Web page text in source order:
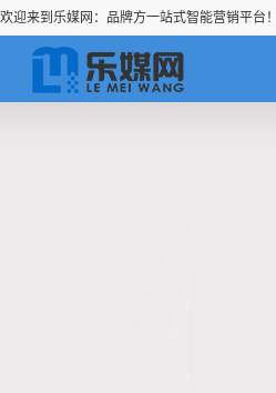
欢迎来到乐媒网：品牌方一站式智能营销平台！